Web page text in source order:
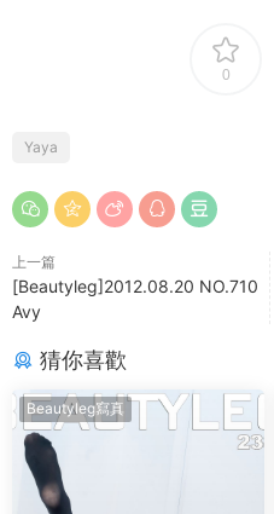
0
Yaya
上一篇
[Beautyleg]2012.08.20 NO.710
Avy
猜你喜歡
Beautyleg寫真